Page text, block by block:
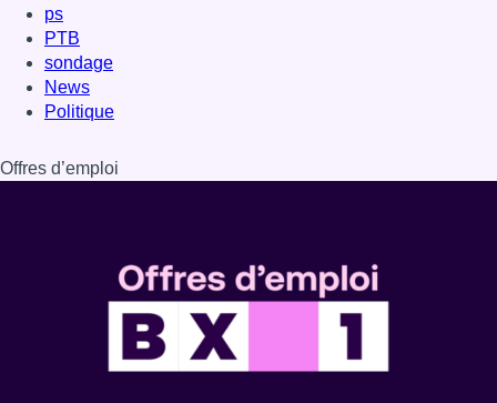
ps
PTB
sondage
News
Politique
Offres d’emploi